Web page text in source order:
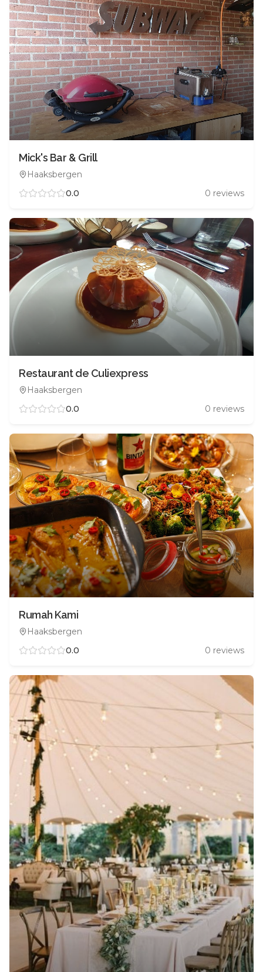
Mick's Bar & Grill
Haaksbergen
0.0
0 reviews
Restaurant de Culiexpress
Haaksbergen
0.0
0 reviews
Rumah Kami
Haaksbergen
0.0
0 reviews